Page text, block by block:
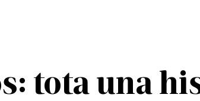
tota una